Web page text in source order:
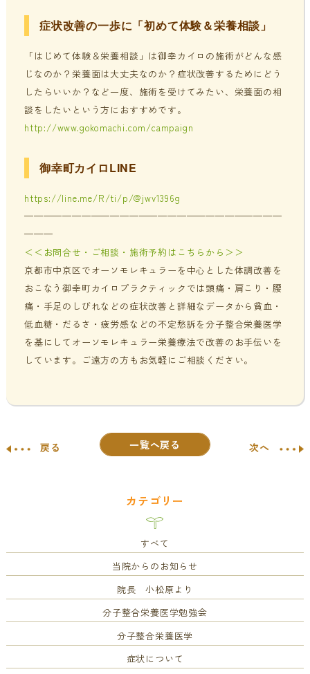
症状改善の一歩に「初めて体験＆栄養相談」
「はじめて体験＆栄養相談」は御幸カイロの施術がどんな感
じなのか？栄養面は大丈夫なのか？症状改善するためにどう
したらいいか？など一度、施術を受けてみたい、栄養面の相
談をしたいという方におすすめです。
http://www.gokomachi.com/campaign
御幸町カイロLINE
https://line.me/R/ti/p/@jwv1396g
———————————————————————————
———
＜＜お問合せ・ご相談・施術予約はこちらから＞＞
京都市中京区でオーソモレキュラーを中心とした体調改善を
おこなう御幸町カイロプラクティックでは頭痛・肩こり・腰
痛・手足のしびれなどの症状改善と詳細なデータから貧血・
低血糖・だるさ・疲労感などの不定愁訴を分子整合栄養医学
を基にしてオーソモレキュラー栄養療法で改善のお手伝いを
しています。ご遠方の方もお気軽にご相談ください。
戻る 一覧へ戻る 次へ
カテゴリー
すべて
当院からのお知らせ
院長 小松原より
分子整合栄養医学勉強会
分子整合栄養医学
症状について